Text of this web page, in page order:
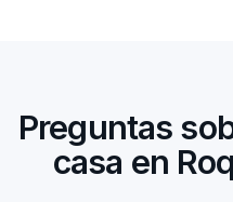
Preguntas
casa en